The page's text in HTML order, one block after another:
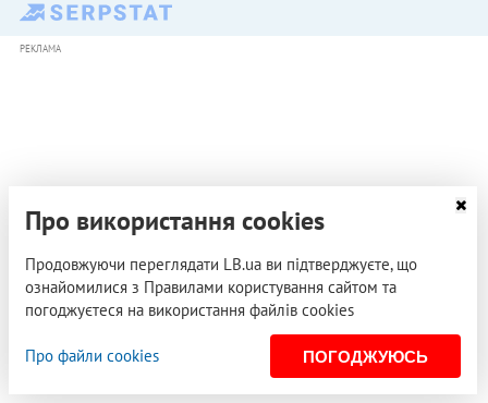
РЕКЛАМА
Про використання cookies
Продовжуючи переглядати LB.ua ви підтверджуєте, що
ознайомилися з Правилами користування сайтом та
погоджуєтеся на використання файлів cookies
Про файли cookies ПОГОДЖУЮСЬ